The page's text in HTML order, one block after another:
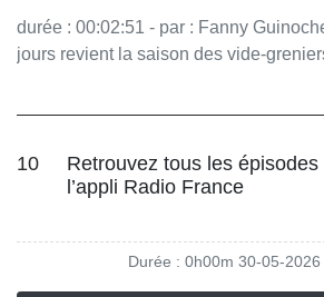
durée : 00:02:51 - par : Fanny Guinochet - Avec les beaux
jours revient la saison des vide-
être vraiment rentables. Vous aimez ce podcast ? Pour
écouter tous les épisodes sans limite,
10
Retrouvez tous les épisodes
l’appli Radio France
Durée : 0h00m 30-05-2026